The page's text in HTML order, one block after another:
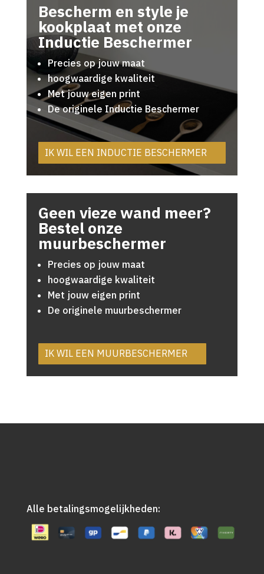
Bescherm en style je
kookplaat met onze
Inductie Beschermer
Precies op jouw maat
hoogwaardige kwaliteit
Met jouw eigen print
De originele Inductie Beschermer
IK WIL EEN INDUCTIE BESCHERMER
Geen vieze wand meer?
Bestel onze
muurbeschermer
Precies op jouw maat
hoogwaardige kwaliteit
Met jouw eigen print
De originele muurbeschermer
IK WIL EEN MUURBESCHERMER
Alle betalingsmogelijkheden: